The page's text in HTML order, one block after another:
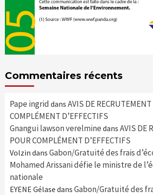
Commentaires récents
Pape ingrid dans AVIS DE
COMPLÉMENT D’EFFECTIFS
Gnangui lawson verelmine dans AVIS DE
POUR COMPLÉMENT D’EFFECTIFS
Volzin dans Gabon/Gratuité des frais
Mohamed Arissani défie le ministre de
nationale
EYENE Gélase dans Gabon/Gratuité des